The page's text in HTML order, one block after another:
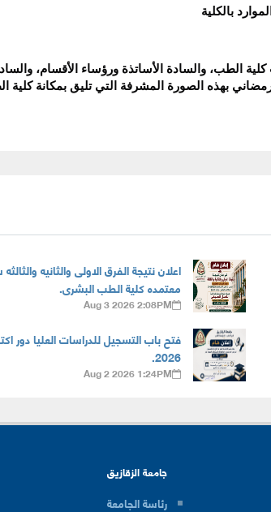
بالكلية
الطب، والسادة الأساتذة ورؤساء الأقسام،
بهذه الصورة المشرفة التي تليق بمكانة كلية
اعلان نتيجة الفرق الاولى والثانيه
معتمده كلية الطب البشرى.
Aug 3 2026 2:08PM
فتح باب التسجيل للدراسات العليا دور
2026.
Aug 2 2026 1:24PM
جامعة الزقازيق
رئاسة الجامعة